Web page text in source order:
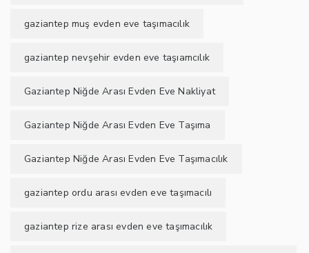
gaziantep muş evden eve taşımacılık
gaziantep nevşehir evden eve taşıamcılık
Gaziantep Niğde Arası Evden Eve Nakliyat
Gaziantep Niğde Arası Evden Eve Taşıma
Gaziantep Niğde Arası Evden Eve Taşımacılık
gaziantep ordu arası evden eve taşımacılı
gaziantep rize arası evden eve taşımacılık